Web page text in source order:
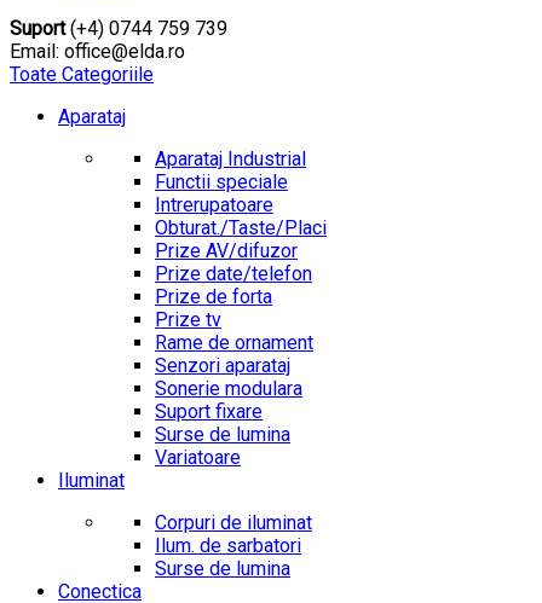
Suport(+4) 0744 759 739
Email: office@elda.ro
Toate Categoriile
Aparataj
Aparataj Industrial
Functii speciale
Intrerupatoare
Obturat./Taste/Placi
Prize AV/difuzor
Prize date/telefon
Prize de forta
Prize tv
Rame de ornament
Senzori aparataj
Sonerie modulara
Suport fixare
Surse de lumina
Variatoare
Iluminat
Corpuri de iluminat
Ilum. de sarbatori
Surse de lumina
Conectica